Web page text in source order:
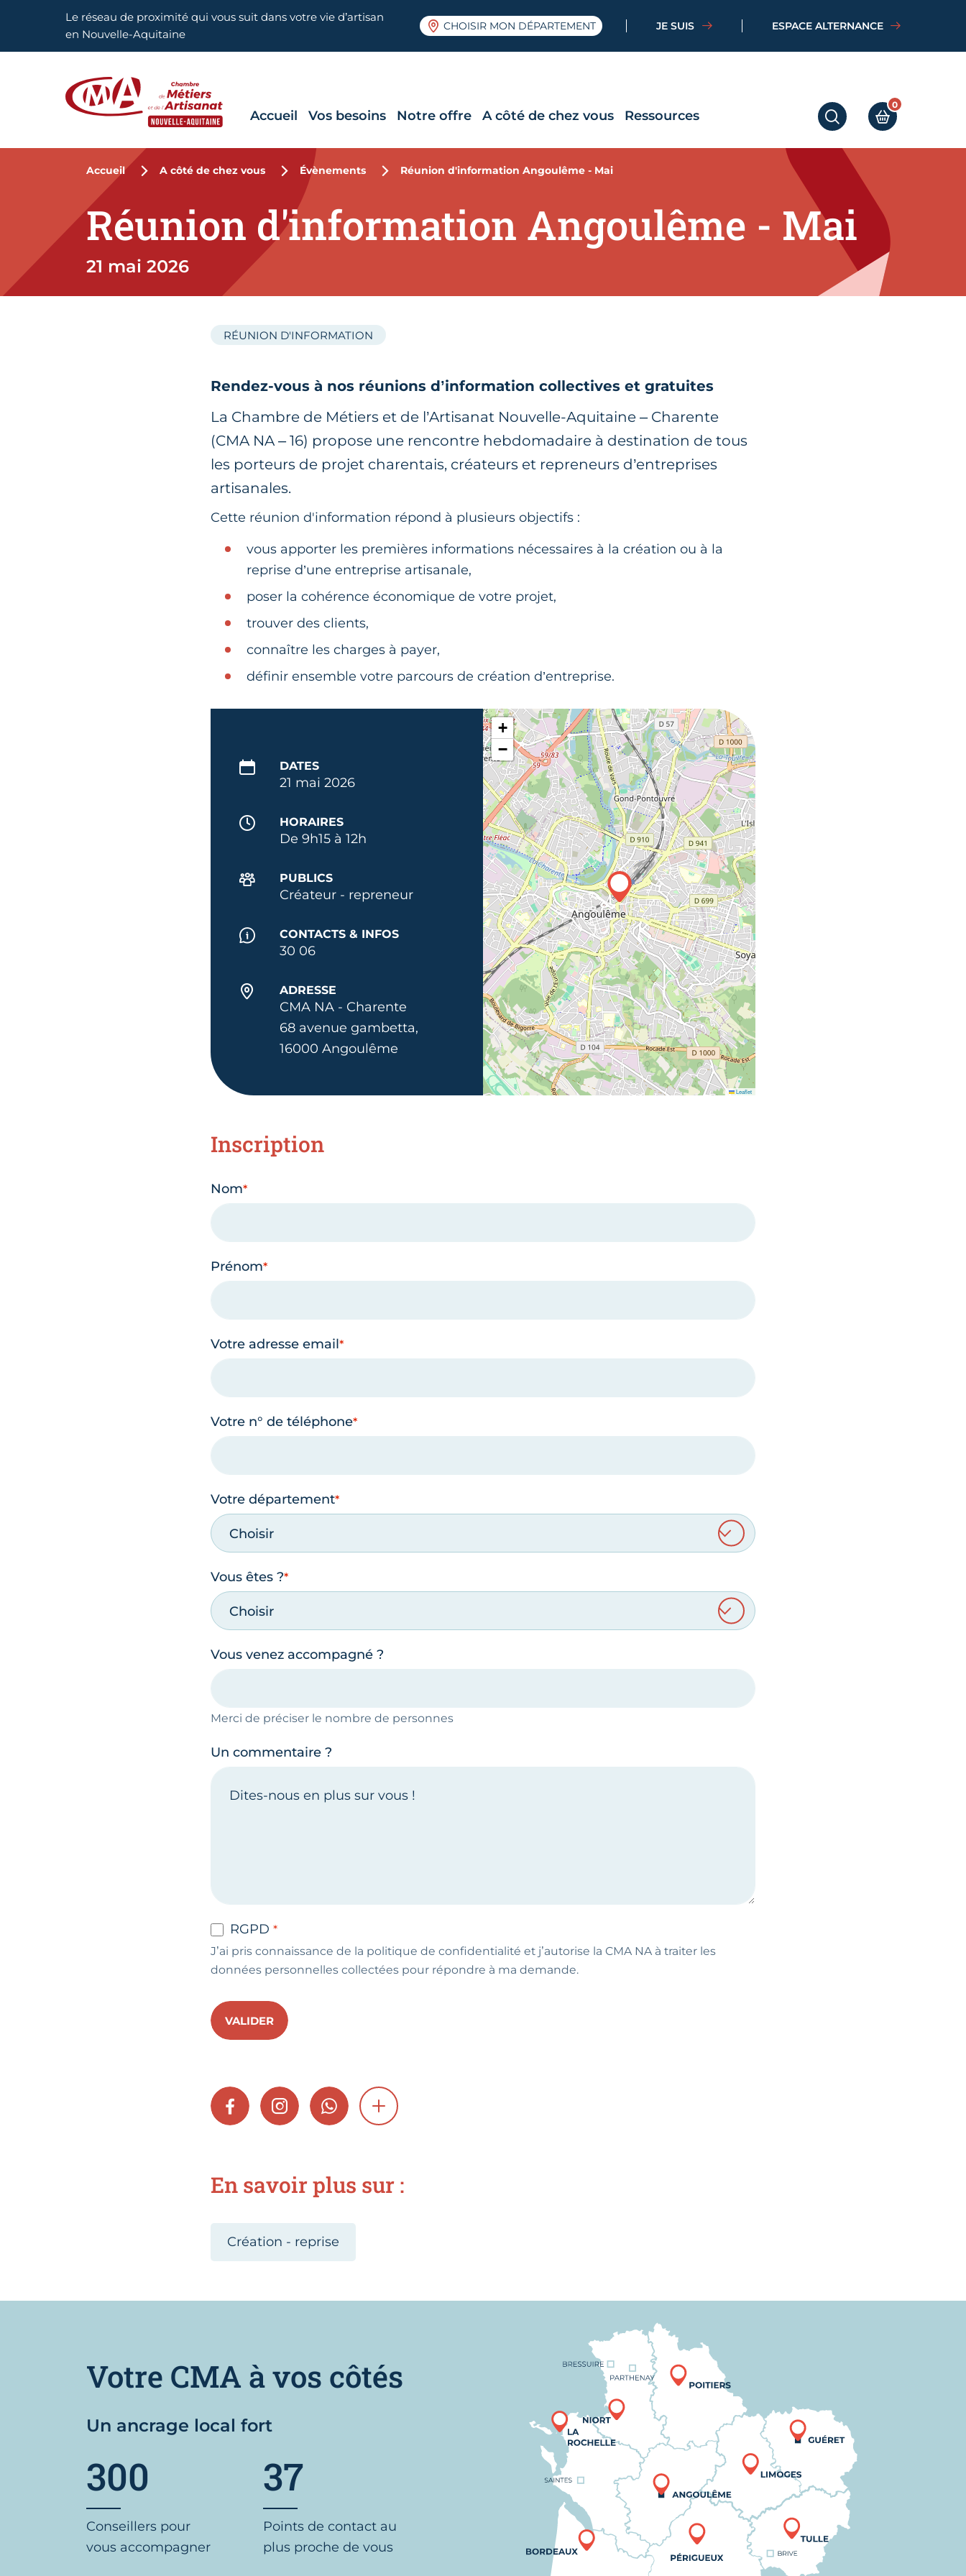
Aller en haut de pageLe réseau de proximité qui vous suit dans votre vie d’artisan
en Nouvelle-Aquitaine
CHOISIR MON DÉPARTEMENT JE SUIS ESPACE ALTERNANCE
RECHERCHERMON PANIER
0
Accueil Vos besoins Notre offre A côté de chez vous Ressources
Accueil A côté de chez vous Évènements Réunion d'information Angoulême - Mai
Réunion d'information Angoulême - Mai
21 mai 2026
RÉUNION D'INFORMATION
Rendez-vous à nos réunions d’information collectives et gratuites
La Chambre de Métiers et de l’Artisanat Nouvelle-Aquitaine – Charente
(CMA NA – 16) propose une rencontre hebdomadaire à destination de tous
les porteurs de projet charentais, créateurs et repreneurs d’entreprises
artisanales.
Cette réunion d'information répond à plusieurs objectifs :
vous apporter les premières informations nécessaires à la création ou à la
reprise d’une entreprise artisanale,
poser la cohérence économique de votre projet,
trouver des clients,
connaître les charges à payer,
définir ensemble votre parcours de création d’entreprise.
DATES
21 mai 2026
HORAIRES
De 9h15 à 12h
PUBLICS
Créateur - repreneur
CONTACTS & INFOS
30 06
ADRESSE
CMA NA - Charente
68 avenue gambetta,
16000 Angoulême
+
−
Leaflet
Inscription
Nom
Prénom
Votre adresse email
Votre n° de téléphone
Votre département
Choisir
Vous êtes ?
Choisir
Vous venez accompagné ?
Merci de préciser le nombre de personnes
Un commentaire ?
RGPD
J’ai pris connaissance de la politique de confidentialité et j’autorise la CMA NA à traiter les
données personnelles collectées pour répondre à ma demande.
VALIDER
FACEBOOKINSTAGRAMWHATSAPPSHOW MORE
En savoir plus sur :
Création - reprise
Votre CMA à vos côtés
Un ancrage local fort
300
Conseillers pour
vous accompagner
37
Points de contact au
plus proche de vous